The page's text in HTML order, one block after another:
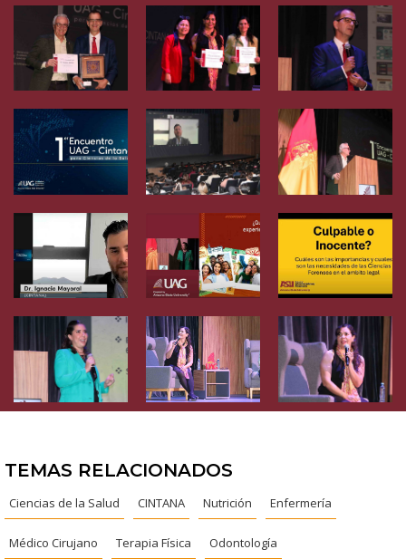
TEMAS RELACIONADOS
Ciencias de la Salud CINTANA Nutrición Enfermería
Médico Cirujano Terapia Física Odontología